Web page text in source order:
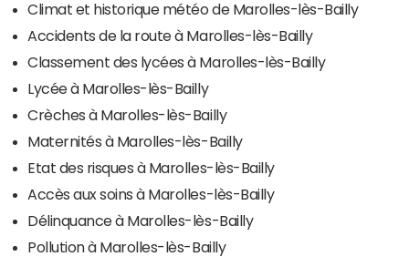
Climat et historique météo de Marolles-lès-Bailly
Accidents de la route à Marolles-lès-Bailly
Classement des lycées à Marolles-lès-Bailly
Lycée à Marolles-lès-Bailly
Crèches à Marolles-lès-Bailly
Maternités à Marolles-lès-Bailly
Etat des risques à Marolles-lès-Bailly
Accès aux soins à Marolles-lès-Bailly
Délinquance à Marolles-lès-Bailly
Pollution à Marolles-lès-Bailly